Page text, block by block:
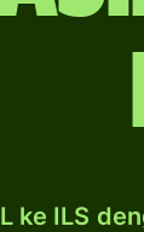
ke ILS